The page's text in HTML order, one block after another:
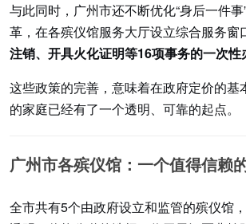
与此同时，广州市还不断优化“身后一件
革，在各殡仪馆服务大厅设立综合服务窗
注销、开具火化证明等16项事务的一次性
这些政策的完善，意味着在政府定价的基
的家庭已经有了一个透明、可靠的起点。
广州市各殡仪馆：一个值得信赖
全市共有5个由政府设立和监管的殡仪馆